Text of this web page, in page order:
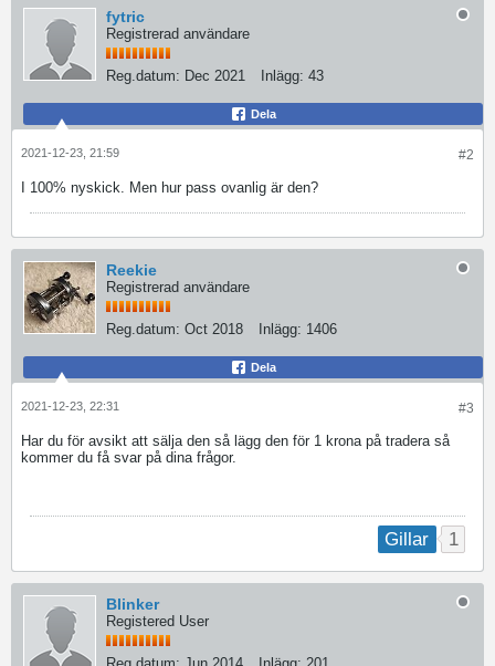
fytric
Registrerad användare
Reg.datum: Dec 2021 Inlägg: 43
Dela
#2
2021-12-23, 21:59
I 100% nyskick. Men hur pass ovanlig är den?
Reekie
Registrerad användare
Reg.datum: Oct 2018 Inlägg: 1406
Dela
#3
2021-12-23, 22:31
Har du för avsikt att sälja den så lägg den för 1 krona på tradera så
kommer du få svar på dina frågor.
Gillar 1
Blinker
Registered User